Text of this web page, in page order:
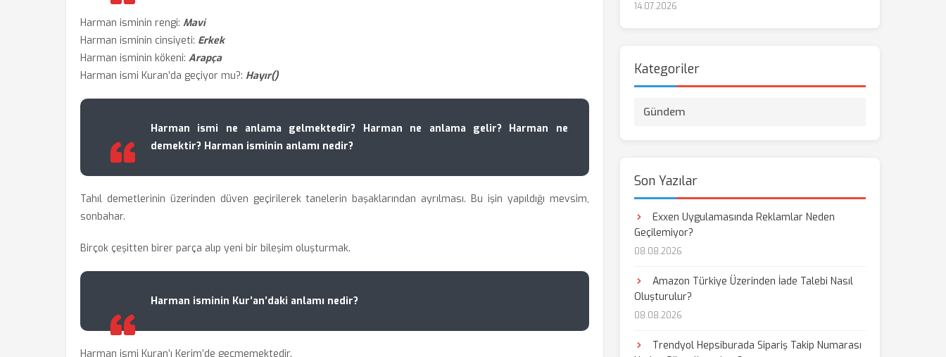
Harman isminin rengi: Mavi
Harman isminin cinsiyeti: Erkek
Harman isminin kökeni: Arapça
Harman ismi Kuran’da geçiyor mu?: Hayır()
Harman ismi ne anlama gelmektedir? Harman ne anlama gelir? Harman ne
demektir? Harman isminin anlamı nedir?
Tahıl demetlerinin üzerinden düven geçirilerek tanelerin başaklarından ayrılması. Bu işin yapıldığı mevsim,
sonbahar.
Birçok çeşitten birer parça alıp yeni bir bileşim oluşturmak.
Harman isminin Kur’an’daki anlamı nedir?
Harman ismi Kuran’ı Kerim’de geçmemektedir.
14.07.2026
Kategoriler
Gündem
Son Yazılar
Exxen Uygulamasında Reklamlar Neden
Geçilemiyor?
08.08.2026
Amazon Türkiye Üzerinden İade Talebi Nasıl
Oluşturulur?
08.08.2026
Trendyol Hepsiburada Sipariş Takip Numarası